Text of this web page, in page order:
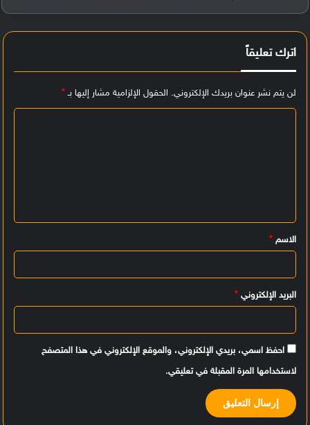
اترك تعليقاً
لن يتم نشر عنوان بريدك الإلكتروني. الحقول الإلزامية مشار إليها بـ*
ي
ق
الاسم *
البريد الإلكتروني *
احفظ اسمي، بريدي الإلكتروني، والموقع الإلكتروني في هذا المتصفح
لاستخدامها المرة المقبلة في تعليقي.